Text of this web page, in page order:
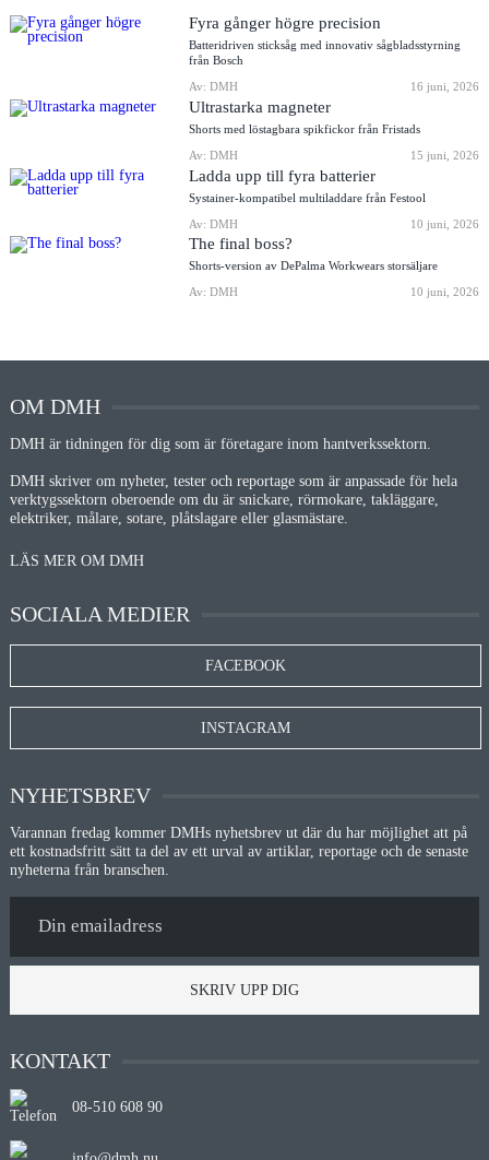
Fyra gånger högre precision
Batteridriven sticksåg med innovativ sågbladsstyrning
från Bosch
Av: DMH
16 juni, 2026
Ultrastarka magneter
Shorts med löstagbara spikfickor från Fristads
Av: DMH
15 juni, 2026
Ladda upp till fyra batterier
Systainer-kompatibel multiladdare från Festool
Av: DMH
10 juni, 2026
The final boss?
Shorts-version av DePalma Workwears storsäljare
Av: DMH
10 juni, 2026
OM DMH
DMH är tidningen för dig som är företagare inom hantverkssektorn.
DMH skriver om nyheter, tester och reportage som är anpassade för hela
verktygssektorn oberoende om du är snickare, rörmokare, takläggare,
elektriker, målare, sotare, plåtslagare eller glasmästare.
LÄS MER OM DMH
SOCIALA MEDIER
FACEBOOK
INSTAGRAM
NYHETSBREV
Varannan fredag kommer DMHs nyhetsbrev ut där du har möjlighet att på
ett kostnadsfritt sätt ta del av ett urval av artiklar, reportage och de senaste
nyheterna från branschen.
SKRIV UPP DIG
KONTAKT
08-510 608 90